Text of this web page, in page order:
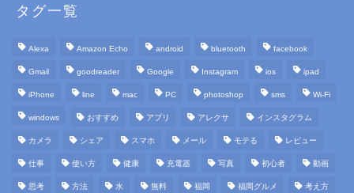
タグ一覧
Alexa Amazon Echo android bluetooth facebook
Gmail goodreader Google Instagram ios ipad
iPhone line mac PC photoshop sms Wi-Fi
windows おすすめ アプリ アレクサ インスタグラム
カメラ シェア スマホ メール モテる レビュー
仕事 使い方 健康 充電器 写真 初心者 動画
思考 方法 水 無料 福岡 福岡グルメ 考え方